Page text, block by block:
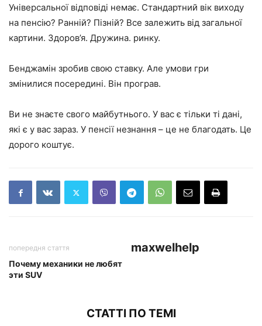
Універсальної відповіді немає. Стандартний вік виходу
на пенсію? Ранній? Пізній? Все залежить від загальної
картини. Здоров’я. Дружина. ринку.
Бенджамін зробив свою ставку. Але умови гри
змінилися посередині. Він програв.
Ви не знаєте свого майбутнього. У вас є тільки ті дані,
які є у вас зараз. У пенсії незнання – це не благодать. Це
дорого коштує.
попередня стаття
Почему механики не любят
эти SUV
maxwelhelp
СТАТТІ ПО ТЕМІ